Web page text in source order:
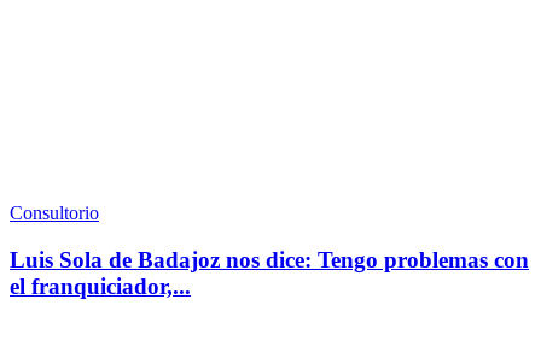
Consultorio
Luis Sola de Badajoz nos dice: Tengo problemas con
el franquiciador,...